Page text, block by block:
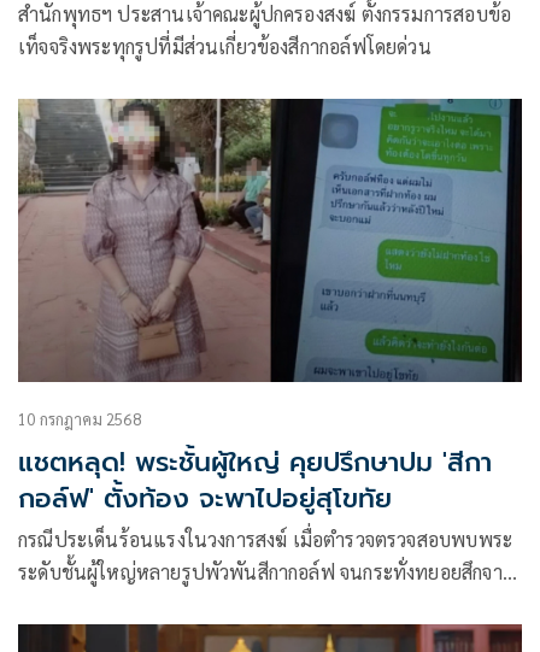
สำนักพุทธฯ ประสานเจ้าคณะผู้ปกครองสงฆ์ ตั้งกรรมการสอบข้อ
เท็จจริงพระทุกรูปที่มีส่วนเกี่ยวข้องสีกากอล์ฟโดยด่วน
10 กรกฎาคม 2568
แชตหลุด! พระชั้นผู้ใหญ่ คุยปรึกษาปม 'สีกา
กอล์ฟ' ตั้งท้อง จะพาไปอยู่สุโขทัย
กรณีประเด็นร้อนแรงในวงการสงฆ์ เมื่อตำรวจตรวจสอบพบพระ
ระดับชั้นผู้ใหญ่หลายรูปพัวพันสีกากอล์ฟ จนกระทั่งทยอยสึกจาก
คาดว่าเป็นพระชั้นผู้ใหญ่ในจังหวัดพิษณุโลก ระบุดังนี้